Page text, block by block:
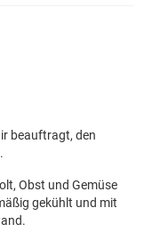
beauftragt, den
Obst und Gemüse
gekühlt und mit